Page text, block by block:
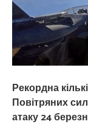
Рекордна
Повітряних
атаку 24